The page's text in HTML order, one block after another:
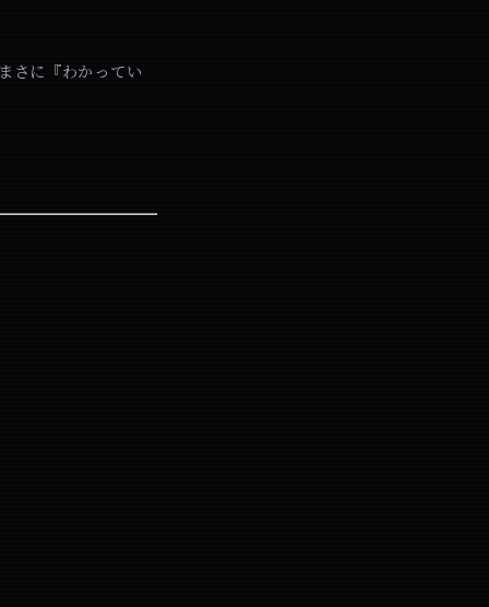
さに『わかってい